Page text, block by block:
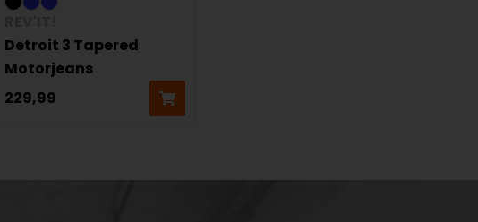
Detroit 3 Tapered
Motorjeans
229,99